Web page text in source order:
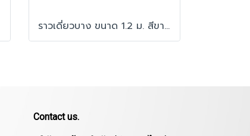
ราวเดี่ยวบาง ขนาด 1.2 ม. สีขาว/สีดำ
Contact us.